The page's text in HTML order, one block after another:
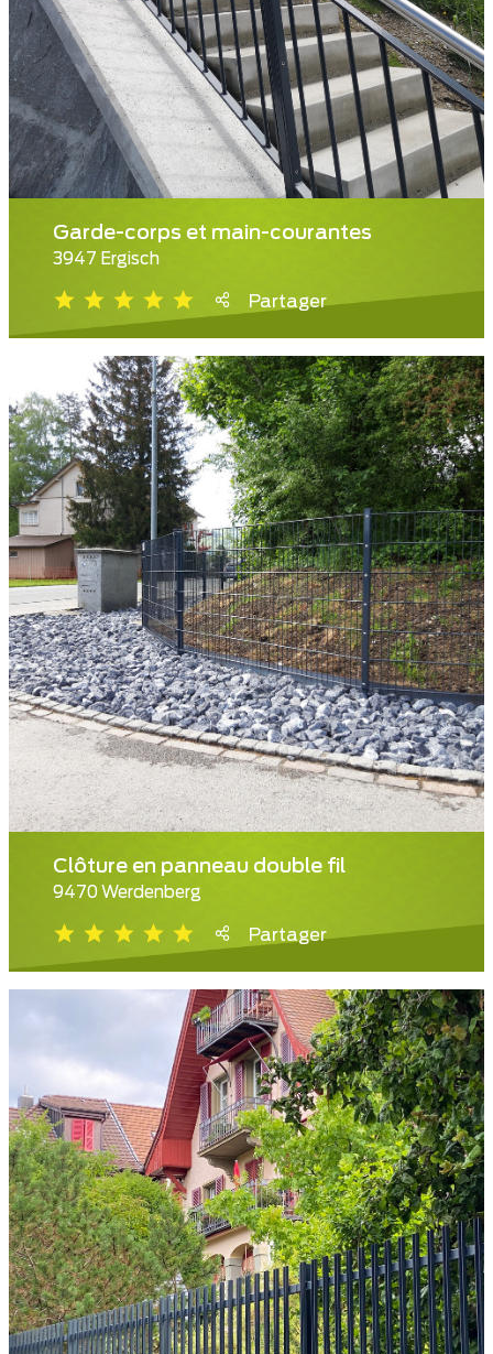
Garde-corps et main-courantes
3947 Ergisch
Partager
Clôture en panneau double fil
9470 Werdenberg
Partager